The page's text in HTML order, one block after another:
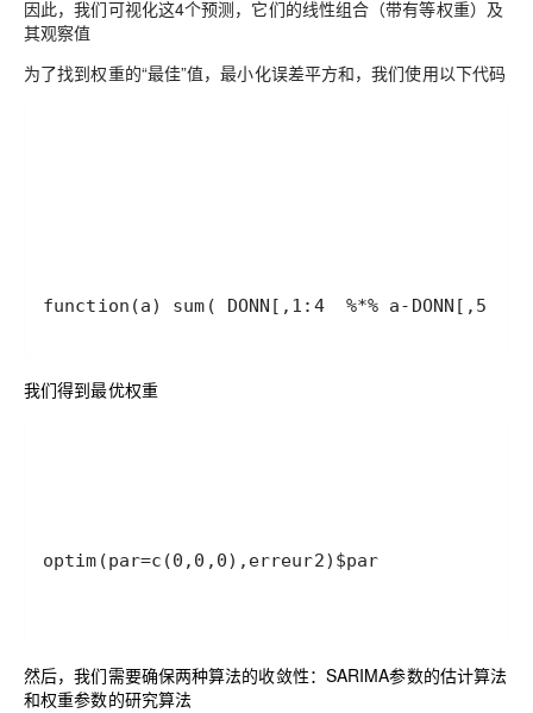
因此，我们可视化这4个预测，它们的线性组合（带有等权重）及
其观察值
为了找到权重的“最佳”值，最小化误差平方和，我们使用以下代码
function(a) sum( DONN[,1:4  %*% a-DONN[,5 )^2
我们得到最优权重
然后，我们需要确保两种算法的收敛性：SARIMA参数的估计算法
和权重参数的研究算法